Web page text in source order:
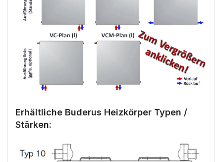
Erhältliche Buderus Heizkörper Typen /
Stärken: